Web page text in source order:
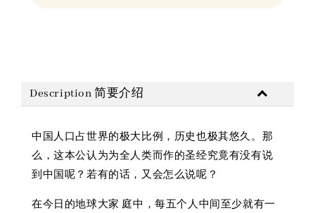
Description 简要介绍
中国人口占世界的极大比例，历史也极其悠久。那
么，这本公认为为全人类而作的圣经究竟有没有说
到中国呢？若有的话，又会怎么说呢？
在今日的地球大家 庭中，每五个人中间至少就有一